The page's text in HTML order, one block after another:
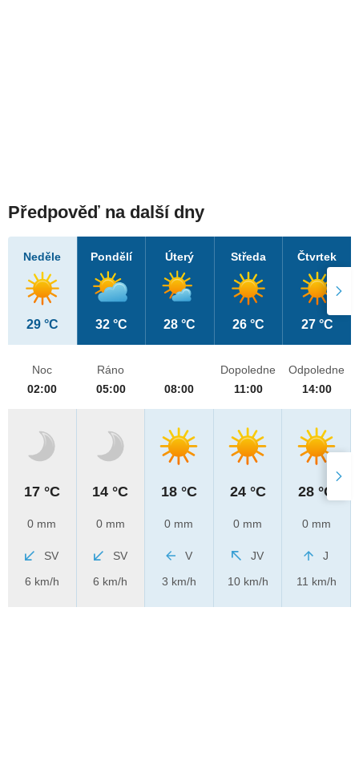
Předpověď na další dny
Neděle
29 °C
Pondělí
32 °C
Úterý
28 °C
Středa
26 °C
Čtvrtek
27 °C
Noc
02:00
17 °C
0 mm
SV
6 km/h
Ráno
05:00
14 °C
0 mm
SV
6 km/h
08:00
18 °C
0 mm
V
3 km/h
Dopoledne
11:00
24 °C
0 mm
JV
10 km/h
Odpoledne
14:00
28 °C
0 mm
J
11 km/h